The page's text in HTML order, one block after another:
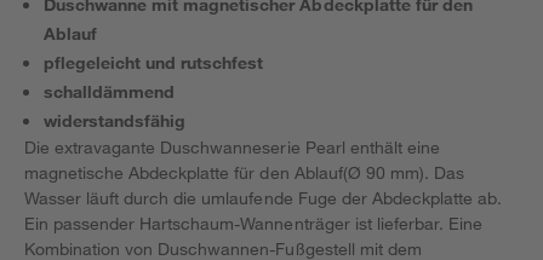
Duschwanne mit magnetischer Abdeckplatte für den
Ablauf
pflegeleicht und rutschfest
schalldämmend
widerstandsfähig
Die extravagante Duschwanneserie Pearl enthält eine
magnetische Abdeckplatte für den Ablauf(Ø 90 mm). Das
Wasser läuft durch die umlaufende Fuge der Abdeckplatte ab.
Ein passender Hartschaum-Wannenträger ist lieferbar. Eine
Kombination von Duschwannen-Fußgestell mit dem